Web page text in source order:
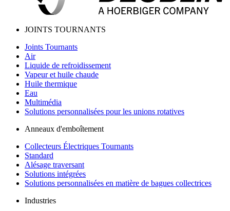
JOINTS TOURNANTS
Joints Tournants
Air
Liquide de refroidissement
Vapeur et huile chaude
Huile thermique
Eau
Multimédia
Solutions personnalisées pour les unions rotatives
Anneaux d'emboîtement
Collecteurs Électriques Tournants
Standard
Alésage traversant
Solutions intégrées
Solutions personnalisées en matière de bagues collectrices
Industries